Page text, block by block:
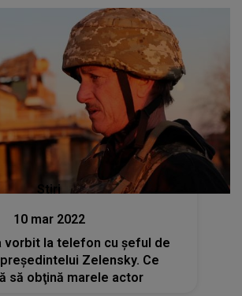
Stiri
10 mar 2022
vorbit la telefon cu şeful de
Zelensky. Ce
să obţină marele actor